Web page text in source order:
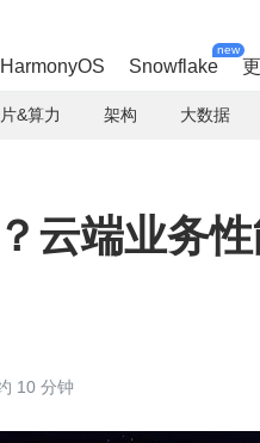
HarmonyOS Snowflake
new
&算力 架构 大数据
云端业务
10 分钟